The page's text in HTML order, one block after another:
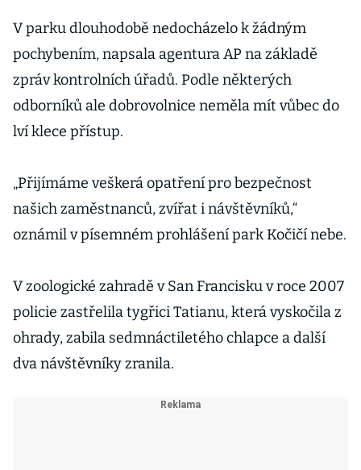
V parku dlouhodobě nedocházelo k žádným
pochybením, napsala agentura AP na základě
zpráv kontrolních úřadů. Podle některých
odborníků ale dobrovolnice neměla mít vůbec do
lví klece přístup.
„Přijímáme veškerá opatření pro bezpečnost
našich zaměstnanců, zvířat i návštěvníků,“
oznámil v písemném prohlášení park Kočičí nebe.
V zoologické zahradě v San Francisku v roce 2007
policie zastřelila tygřici Tatianu, která vyskočila z
ohrady, zabila sedmnáctiletého chlapce a další
dva návštěvníky zranila.